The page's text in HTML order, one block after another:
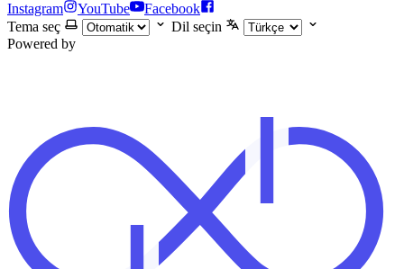
Instagram YouTube
Facebook
Tema seç
Dil seçin
Powered by